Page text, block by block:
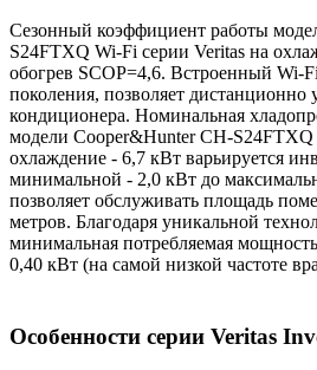
Сезонный коэффициент работы
S24FTXQ Wi-Fi серии Veritas на
обогрев SCOP=4,6. Встроенный Wi-
поколения, позволяет дистанционно
кондиционера. Номинальная
модели Cooper&Hunter CH-S24FTXQ
охлаждение - 6,7 кВт варьируется
минимальной - 2,0 кВт до
позволяет обслуживать площадь
метров. Благодаря уникальной
минимальная потребляемая
0,40 кВт (на самой низкой частоте
Особенности серии Veritas